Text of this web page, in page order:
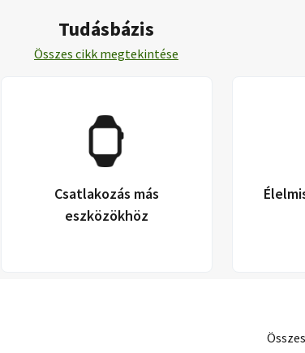
Tudásbázis
Összes cikk megtekintése
Csatlakozás más
eszközökhöz